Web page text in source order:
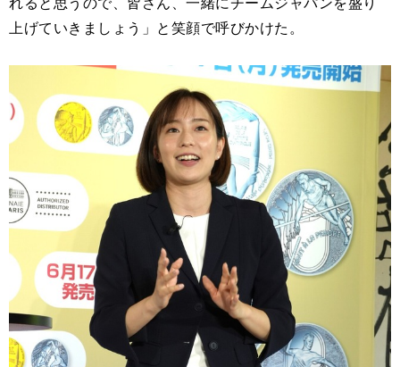
上げていきましょう」と笑顔で呼びかけた。